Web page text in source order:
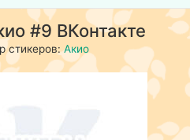
#9 ВКонтакте
стикеров:Акио